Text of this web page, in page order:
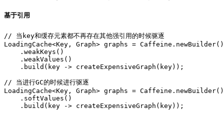
基于引用
// 当key和缓存元素都不再存在其他强引用的时候驱逐
LoadingCache<Key, Graph> graphs = Caffeine.newBuilder()
    .weakKeys()
    .weakValues()
    .build(key -> createExpensiveGraph(key));
// 当进行GC的时候进行驱逐
LoadingCache<Key, Graph> graphs = Caffeine.newBuilder()
    .softValues()